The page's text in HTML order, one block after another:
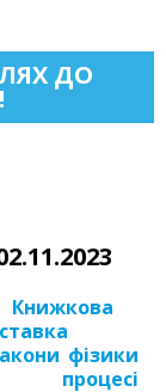
ДО
Книжкова
фізики